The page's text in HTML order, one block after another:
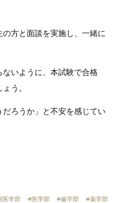
方と面談を実施し、一緒に
いように、本試験で合格
う。
ろうか」と不安を感じてい
医学部 医学部 歯学部 薬学部